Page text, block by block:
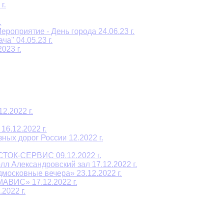
- День города 24.06.23 г.
04.05.23 г.
г.
г.
г.
дорог России 12.2022 г.
СЕРВИС 09.12.2022 г.
Александровский зал 17.12.2022 г.
вечера» 23.12.2022 г.
17.12.2022 г.
г.